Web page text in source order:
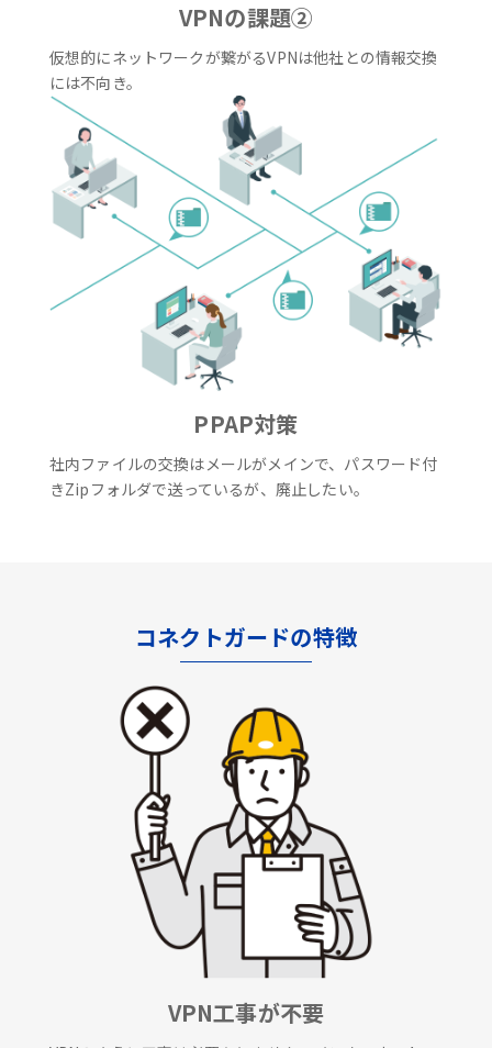
VPNの課題②
仮想的にネットワークが繋がるVPNは他社との情報交換
には不向き。
PPAP対策
社内ファイルの交換はメールがメインで、パスワード付
きZipフォルダで送っているが、廃止したい。
コネクトガードの特徴
VPN工事が不要